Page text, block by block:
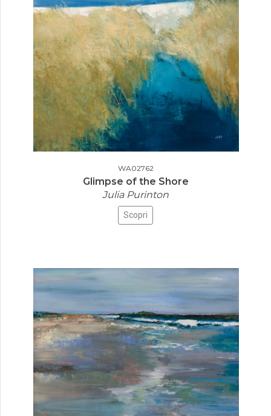
WA02762
Glimpse of the Shore
Julia Purinton
Scopri